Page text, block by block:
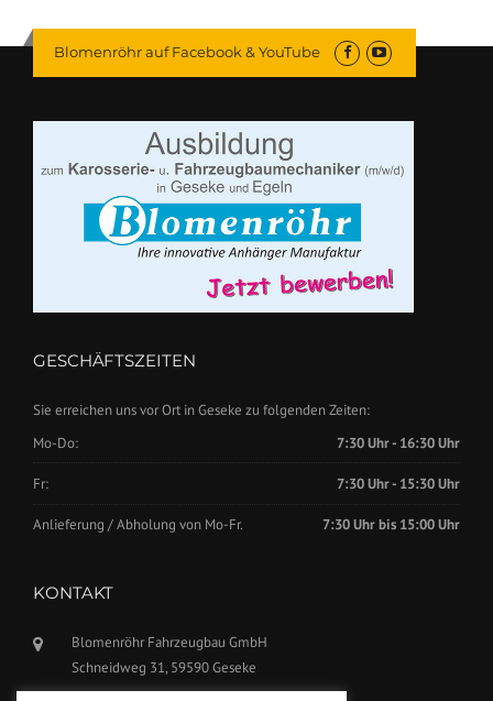
Blomenröhr auf Facebook & YouTube
GESCHÄFTSZEITEN
Sie erreichen uns vor Ort in Geseke zu folgenden Zeiten:
Mo-Do:
7:30 Uhr - 16:30 Uhr
Fr: 7:30 Uhr - 15:30 Uhr
Anlieferung / Abholung von Mo-Fr. 7:30 Uhr bis 15:00 Uhr
KONTAKT
Blomenröhr Fahrzeugbau GmbH
Schneidweg 31, 59590 Geseke